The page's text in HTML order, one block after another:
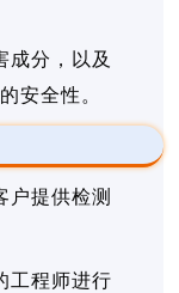
成分，以及
安全性。
户提供检测
工程师进行